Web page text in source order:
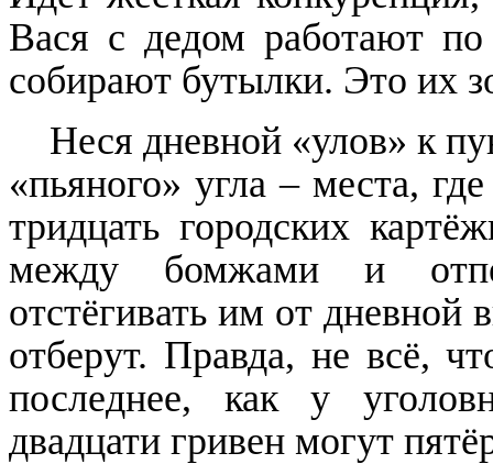
Вася с дедом работают
собирают бутылки. Это их
Неся дневной «улов» к
«пьяного» угла – места,
тридцать городских
между бомжами и
отстёгивать им от дневной
отберут. Правда, не всё,
последнее, как у
двадцати гривен могут